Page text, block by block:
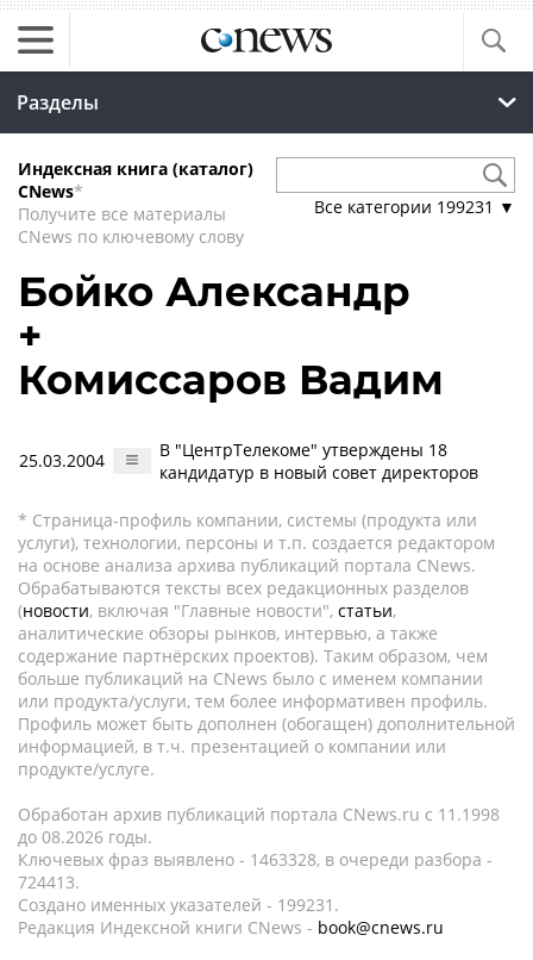
Разделы
Индексная книга (каталог)
CNews*
Получите все материалы
CNews по ключевому слову
Все категории 199231 ▼
Бойко Александр
+
Комиссаров Вадим
25.03.2004
В "ЦентрТелекоме" утверждены 18
кандидатур в новый совет директоров
* Страница-профиль компании, системы (продукта или
услуги), технологии, персоны и т.п. создается редактором
на основе анализа архива публикаций портала CNews.
Обрабатываются тексты всех редакционных разделов
(новости, включая "Главные новости", статьи,
аналитические обзоры рынков, интервью, а также
содержание партнёрских проектов). Таким образом, чем
больше публикаций на CNews было с именем компании
или продукта/услуги, тем более информативен профиль.
Профиль может быть дополнен (обогащен) дополнительной
информацией, в т.ч. презентацией о компании или
продукте/услуге.
Обработан архив публикаций портала CNews.ru c 11.1998
до 08.2026 годы.
Ключевых фраз выявлено - 1463328, в очереди разбора -
724413.
Создано именных указателей - 199231.
Редакция Индексной книги CNews - book@cnews.ru